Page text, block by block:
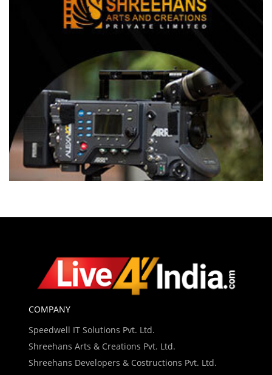
COMPANY
Speedwell IT Solutions Pvt. Ltd.
Shreehans Arts & Creations Pvt. Ltd.
Shreehans Developers & Costructions Pvt. Ltd.